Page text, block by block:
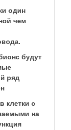
один
чем
будут
ряд
клетки с
на